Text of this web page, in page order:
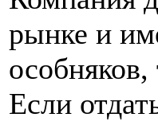
рынке и
Если